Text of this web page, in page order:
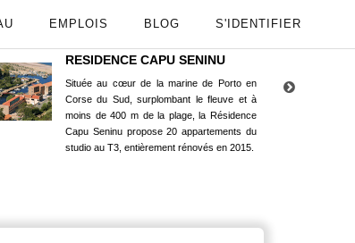
EMPLOIS BLOG S'IDENTIFIER
RESIDENCE CAPU SENINU
Située au cœur de la marine de Porto en
Corse du Sud, surplombant le fleuve et à
moins de 400 m de la plage, la Résidence
Capu Seninu propose 20 appartements du
studio au T3, entièrement rénovés en 2015.